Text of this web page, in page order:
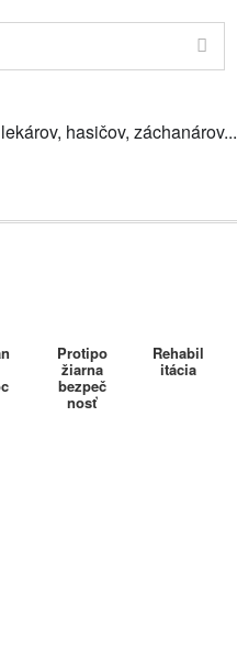
hasičov, záchanárov...
Protipo
žiarna
bezpeč
nosť
Rehabil
itácia